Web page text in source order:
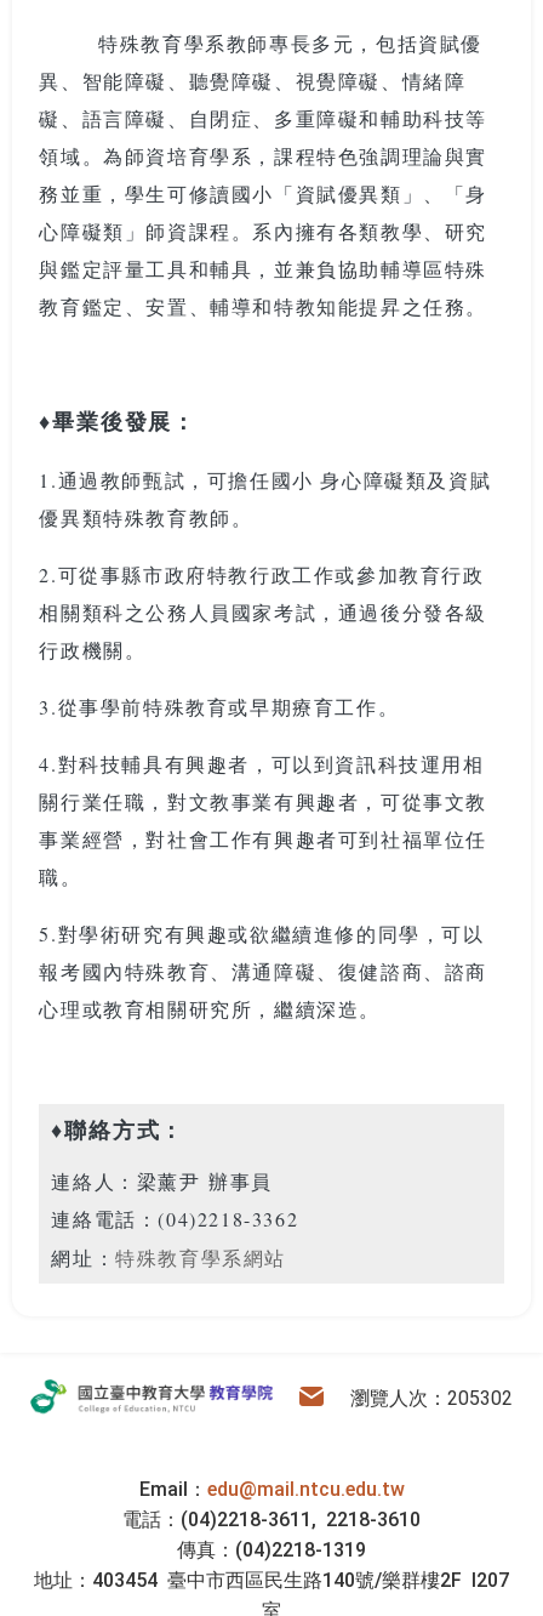
特殊教育學系教師專長多元，包括資賦優
異、智能障礙、聽覺障礙、視覺障礙、情緒障
礙、語言障礙、自閉症、多重障礙和輔助科技等
領域。為師資培育學系，課程特色強調理論與實
務並重，學生可修讀國小「資賦優異類」、「身
心障礙類」師資課程。系內擁有各類教學、研究
與鑑定評量工具和輔具，並兼負協助輔導區特殊
教育鑑定、安置、輔導和特教知能提昇之任務。
♦畢業後發展：
1.通過教師甄試，可擔任國小 身心障礙類及資賦
優異類特殊教育教師。
2.可從事縣市政府特教行政工作或參加教育行政
相關類科之公務人員國家考試，通過後分發各級
行政機關。
3.從事學前特殊教育或早期療育工作。
4.對科技輔具有興趣者，可以到資訊科技運用相
關行業任職，對文教事業有興趣者，可從事文教
事業經營，對社會工作有興趣者可到社福單位任
職。
5.對學術研究有興趣或欲繼續進修的同學，可以
報考國內特殊教育、溝通障礙、復健諮商、諮商
心理或教育相關研究所，繼續深造。
♦聯絡方式：
連絡人：梁薰尹 辦事員
連絡電話：(04)2218-3362
網址：特殊教育學系網站
::: 瀏覽人次：205302
教育學院
電子信箱
Email： edu@mail.ntcu.edu.tw
電話：(04)2218-3611, 2218-3610
傳真：(04)2218-1319
地址：403454 臺中市西區民生路140號/樂群樓2F I207
室